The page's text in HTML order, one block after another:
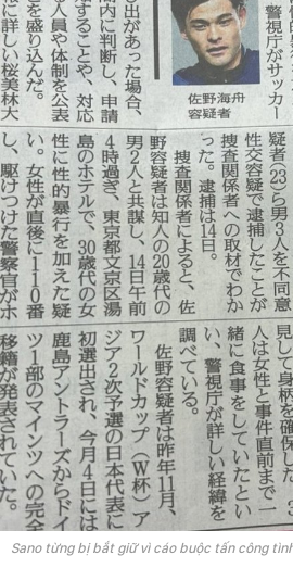
Sano từng bị bắt giữ vì cáo buộc tấn công